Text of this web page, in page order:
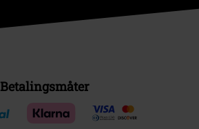
Betalingsmåter